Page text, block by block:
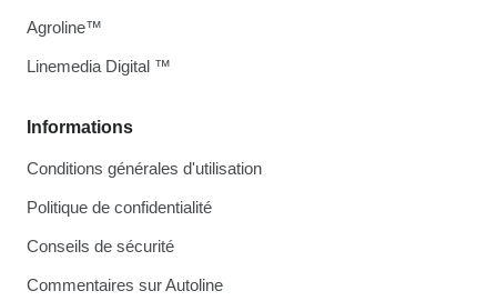
Informations
Conditions générales d'utilisation
Politique de confidentialité
Conseils de sécurité
Commentaires sur Autoline
Agroline™
Linemedia Digital ™